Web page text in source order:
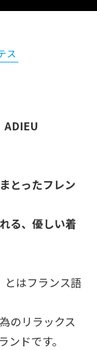
ス
とったフレン
る、優しい着
とはフランス語
のリラックス
ドです。